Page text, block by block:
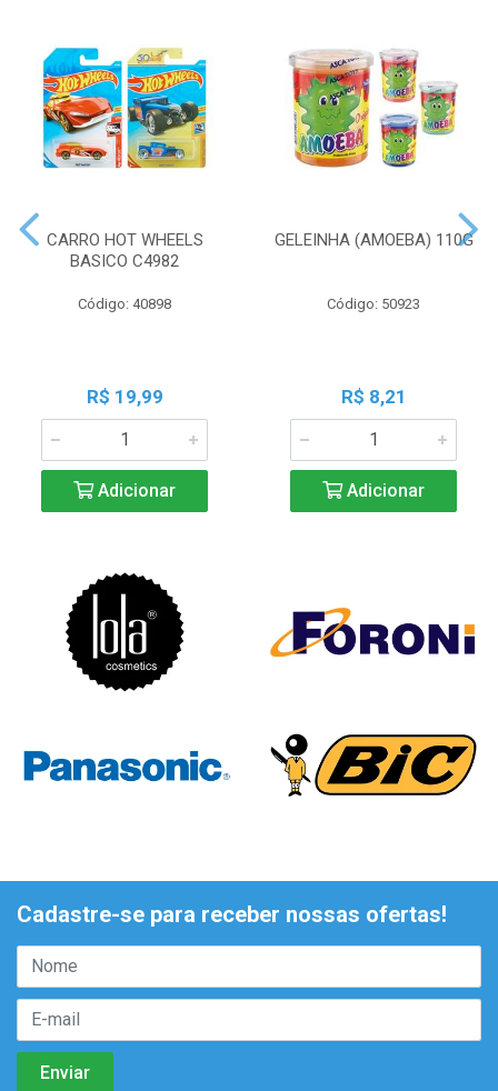
CARRO HOT WHEELS
BASICO C4982
Código: 40898
R$ 19,99
Adicionar
GELEINHA (AMOEBA) 110G
Código: 50923
R$ 8,21
Adicionar
Cadastre-se para receber nossas ofertas!